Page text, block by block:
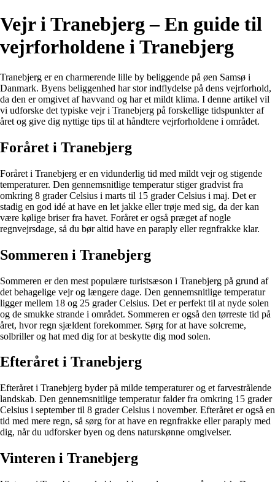
Vejr i Tranebjerg – En guide til
vejrforholdene i Tranebjerg
Tranebjerg er en charmerende lille by beliggende på øen Samsø i
Danmark. Byens beliggenhed har stor indflydelse på dens vejrforhold,
da den er omgivet af havvand og har et mildt klima. I denne artikel vil
vi udforske det typiske vejr i Tranebjerg på forskellige tidspunkter af
året og give dig nyttige tips til at håndtere vejrforholdene i området.
Foråret i Tranebjerg
Foråret i Tranebjerg er en vidunderlig tid med mildt vejr og stigende
temperaturer. Den gennemsnitlige temperatur stiger gradvist fra
omkring 8 grader Celsius i marts til 15 grader Celsius i maj. Det er
stadig en god idé at have en let jakke eller trøje med sig, da der kan
være kølige briser fra havet. Foråret er også præget af nogle
regnvejrsdage, så du bør altid have en paraply eller regnfrakke klar.
Sommeren i Tranebjerg
Sommeren er den mest populære turistsæson i Tranebjerg på grund af
det behagelige vejr og længere dage. Den gennemsnitlige temperatur
ligger mellem 18 og 25 grader Celsius. Det er perfekt til at nyde solen
og de smukke strande i området. Sommeren er også den tørreste tid på
året, hvor regn sjældent forekommer. Sørg for at have solcreme,
solbriller og hat med dig for at beskytte dig mod solen.
Efteråret i Tranebjerg
Efteråret i Tranebjerg byder på milde temperaturer og et farvestrålende
landskab. Den gennemsnitlige temperatur falder fra omkring 15 grader
Celsius i september til 8 grader Celsius i november. Efteråret er også en
tid med mere regn, så sørg for at have en regnfrakke eller paraply med
dig, når du udforsker byen og dens naturskønne omgivelser.
Vinteren i Tranebjerg